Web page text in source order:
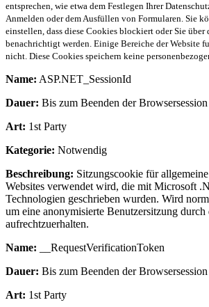
entsprechen, wie etwa dem Festlegen Ihrer
Anmelden oder dem Ausfüllen von Formularen. Sie
einstellen, dass diese Cookies blockiert oder Sie über
benachrichtigt werden. Einige Bereiche der Website
nicht. Diese Cookies speichern keine
Name: ASP.NET_SessionId
Dauer: Bis zum Beenden der Browsersession
Art: 1st Party
Kategorie: Notwendig
Beschreibung: Sitzungscookie für
Websites verwendet wird, die mit Microsoft
Technologien geschrieben wurden. Wird
um eine anonymisierte Benutzersitzung durch
aufrechtzuerhalten.
Name: __RequestVerificationToken
Dauer: Bis zum Beenden der Browsersession
Art: 1st Party